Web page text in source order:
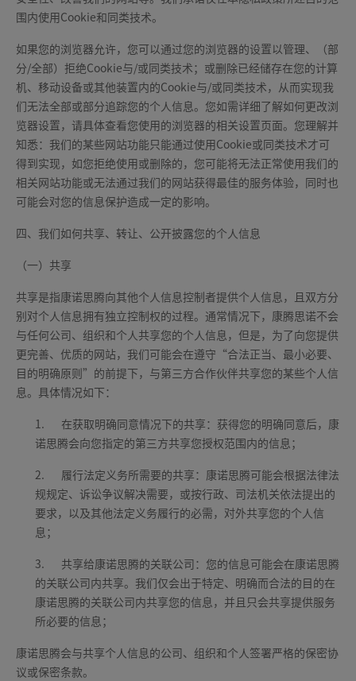
围内使用Cookie和同类技术。
如果您的浏览器允许，您可以通过您的浏览器的设置以管理、（部
分/全部）拒绝Cookie与/或同类技术；或删除已经储存在您的计算
机、移动设备或其他装置内的Cookie与/或同类技术，从而实现我
们无法全部或部分追踪您的个人信息。您如需详细了解如何更改浏
览器设置，请具体查看您使用的浏览器的相关设置页面。您理解并
知悉：我们的某些网站功能只能通过使用Cookie或同类技术才可
得到实现，如您拒绝使用或删除的，您可能将无法正常使用我们的
相关网站功能或无法通过我们的网站获得最佳的服务体验，同时也
可能会对您的信息保护造成一定的影响。
四、我们如何共享、转让、公开披露您的个人信息
（一）共享
共享是指康诺思腾向其他个人信息控制者提供个人信息，且双方分
别对个人信息拥有独立控制权的过程。通常情况下，康腾思诺不会
与任何公司、组织和个人共享您的个人信息，但是，为了向您提供
更完善、优质的网站，我们可能会在遵守“合法正当、最小必要、
目的明确原则”的前提下，与第三方合作伙伴共享您的某些个人信
息。具体情况如下：
1.
在获取明确同意情况下的共享：获得您的明确同意后，康
诺思腾会向您指定的第三方共享您授权范围内的信息；
2.
履行法定义务所需要的共享：康诺思腾可能会根据法律法
规规定、诉讼争议解决需要，或按行政、司法机关依法提出的
要求，以及其他法定义务履行的必需，对外共享您的个人信
息；
3.
共享给康诺思腾的关联公司：您的信息可能会在康诺思腾
的关联公司内共享。我们仅会出于特定、明确而合法的目的在
康诺思腾的关联公司内共享您的信息，并且只会共享提供服务
所必要的信息；
康诺思腾会与共享个人信息的公司、组织和个人签署严格的保密协
议或保密条款。